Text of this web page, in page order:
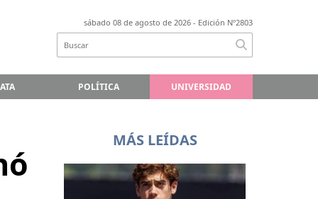
sábado 08 de agosto de 2026 - Edición Nº2803
POLÍTICA UNIVERSIDAD
MÁS LEÍDAS